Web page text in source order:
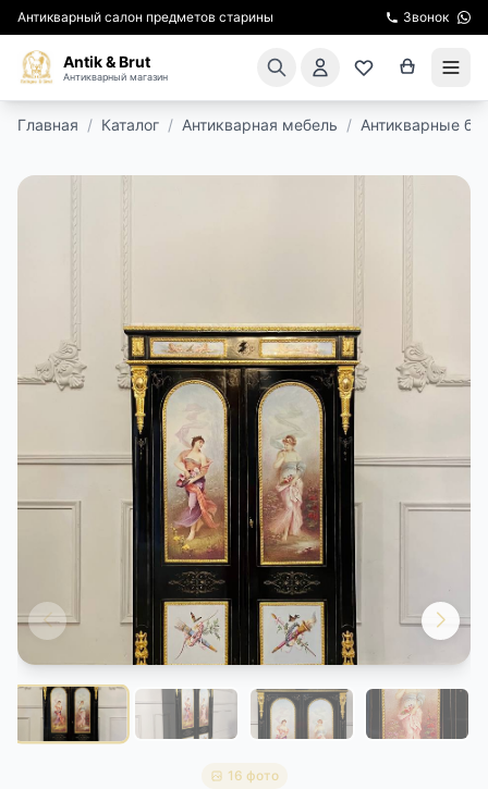
Антикварный салон предметов старины Звонок
Antik & Brut
Антикварный магазин
ПОДАРКИ
КИНОСЪЕМКА
ЭКСКУРСИИ
РЕСТАВРАЦИЯ
КУРСЫ ПО РЕСТАВРАЦИИ
КОНТАКТЫ
ДОСТАВКА И ОПЛАТА
Главная / Каталог / Антикварная мебель / Антикварные
16 фото